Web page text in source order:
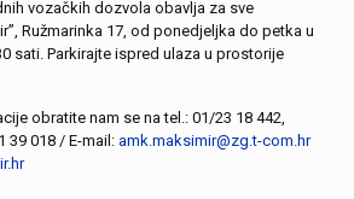
vozačkih dozvola obavlja za sve
Ružmarinka 17, od ponedjeljka do petka u
sati. Parkirajte ispred ulaza u prostorije
obratite nam se na tel.: 01/23 18 442,
39 018 / E-mail: amk.maksimir@zg.t-com.hr